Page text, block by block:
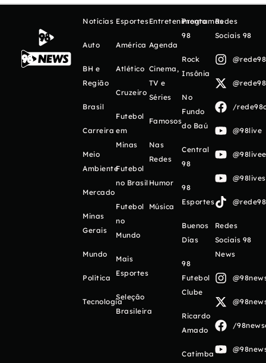
Notícias
Auto
BH e
Região
Brasil
Carreira
Meio
Ambiente
Mercado
Minas
Gerais
Mundo
Política
Tecnologia
Esportes
América
Atlético
Cruzeiro
Futebol
em
Minas
Futebol
no Brasil
Futebol
no
Mundo
Mais
Esportes
Seleção
Brasileira
Entretenimento
Agenda
Cinema,
TV e
Séries
Famosos
Nas
Redes
Humor
Música
Programas
98
Rock
Insônia
No
Fundo
do Baú
Central
98
98
Esportes
Buenos
Días
98
Futebol
Clube
Ricardo
Amado
Catimba
Redes
Sociais 98
/
@98live
Redes
Sociais 98
News
/